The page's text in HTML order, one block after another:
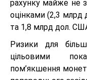
рахунку майже не
оцінками (2,3 млрд
та 1,8 млрд дол.
Ризики для
цільовими
пом’якшення